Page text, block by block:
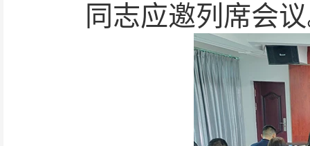
同志应邀列席会